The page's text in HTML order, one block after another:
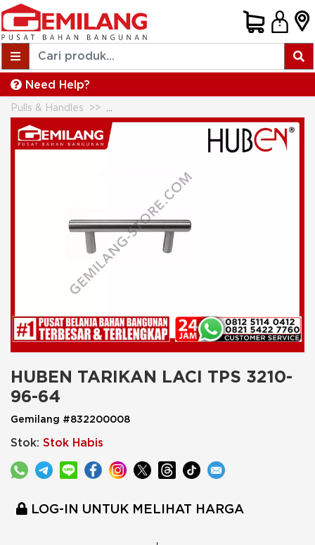
Need Help?
Pulls & Handles
HUBEN TARIKAN LACI TPS 3210-
96-64
Gemilang #832200008
Stok: Stok Habis
LOG-IN UNTUK MELIHAT HARGA